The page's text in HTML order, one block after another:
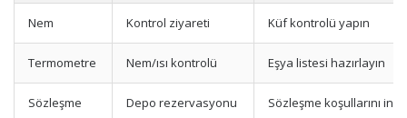
Nem Kontrol ziyareti Küf kontrolü yapın
Termometre Nem/ısı kontrolü Eşya listesi hazırlayın
Sözleşme Depo rezervasyonu Sözleşme koşullarını